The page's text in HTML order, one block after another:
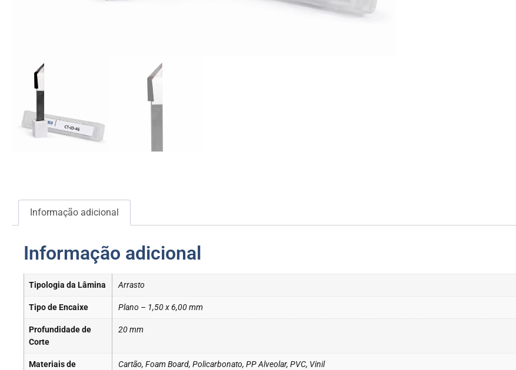
Informação adicional
Informação adicional
Tipologia da Lâmina Arrasto
Tipo de Encaixe Plano – 1,50 x 6,00 mm
Profundidade de
Corte
20 mm
Materiais de
Cartão, Foam Board, Policarbonato, PP Alveolar, PVC, Vinil